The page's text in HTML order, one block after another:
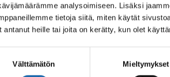
analysoimiseen. Lisäksi
tietoja siitä, miten käytät
antanut heille tai joita on kerätty, kun olet
Välttämätön Mieltymykset